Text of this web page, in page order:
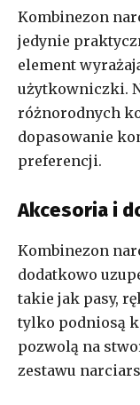
Kombinezon
jedynie
element
użytkowniczki.
różnorodnych
dopasowanie
preferencji.
Akcesoria i
Kombinezon
dodatkowo
takie jak pasy,
tylko podniosą
pozwolą na
zestawu